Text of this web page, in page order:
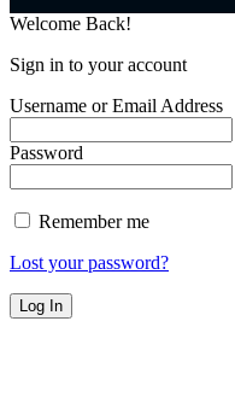
Welcome Back!
Sign in to your account
Username or Email Address
Password
Remember me
Lost your password?